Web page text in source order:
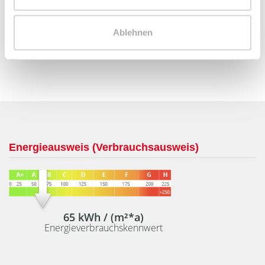
Ablehnen
Telefax: 004934298549075
Mobil: 004915254250755
Energieausweis (Verbrauchsausweis)
65 kWh / (m²*a)
Energieverbrauchskennwert